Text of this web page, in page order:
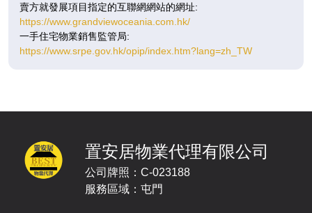
賣方就發展項目指定的互聯網網站的網址:
https://www.grandviewoceania.com.hk/
一手住宅物業銷售監管局:
https://www.srpe.gov.hk/opip/index.htm?lang=zh_TW
置安居物業代理有限公司
公司牌照：C-023188
服務區域：屯門